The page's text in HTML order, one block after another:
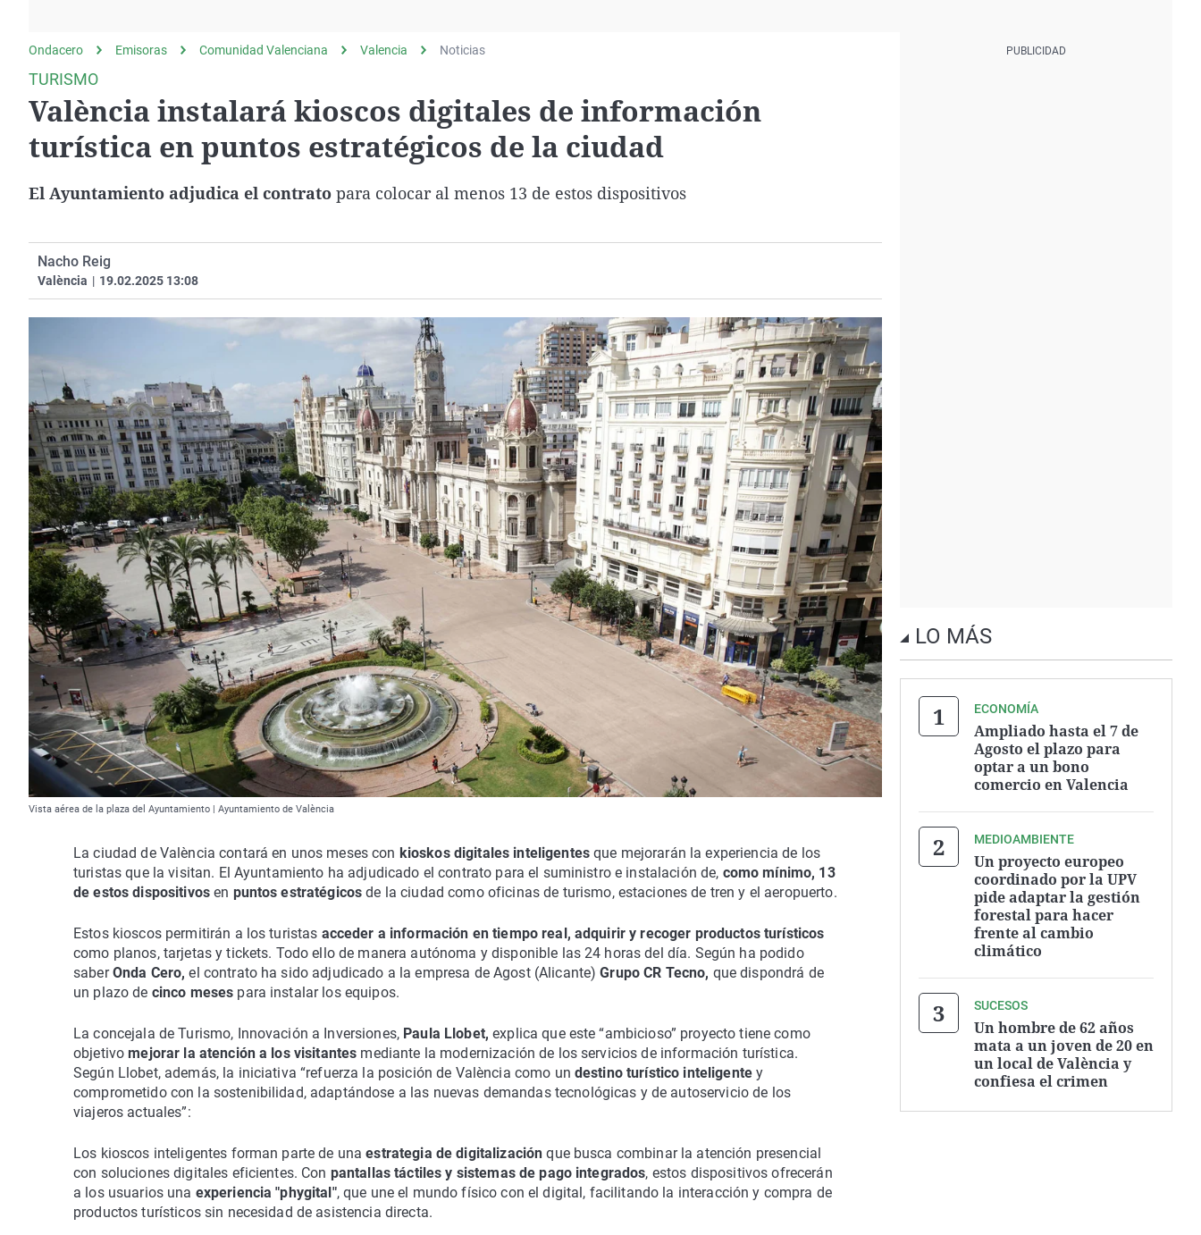
Operación Viuda
Negra
Navarra
Ondacero Emisoras Comunidad Valenciana Valencia Noticias
TURISMO
València instalará kioscos digitales de información
turística en puntos estratégicos de la ciudad
El Ayuntamiento adjudica el contrato para colocar al menos 13 de estos dispositivos
Nacho Reig
València | 19.02.2025 13:08
Vista aérea de la plaza del Ayuntamiento | Ayuntamiento de València
La ciudad de València contará en unos meses con kioskos digitales inteligentesque mejorarán la experiencia de los
turistas que la visitan. El Ayuntamiento ha adjudicado el contrato para el suministro e instalación de, como mínimo, 13
de estos dispositivosen puntos estratégicosde la ciudad como oficinas de turismo, estaciones de tren y el aeropuerto.
Estos kioscos permitirán a los turistas acceder a información en tiempo real, adquirir y recoger productos turísticos
como planos, tarjetas y tickets. Todo ello de manera autónoma y disponible las 24 horas del día. Según ha podido
saberOnda Cero, el contrato ha sido adjudicado a la empresa de Agost (Alicante)Grupo CR Tecno, que dispondrá de
un plazo de cinco meses para instalar los equipos.
La concejala de Turismo, Innovación a Inversiones, Paula Llobet, explica que este “ambicioso” proyecto tiene como
objetivo mejorar la atención a los visitantes mediante la modernización de los servicios de información turística.
Según Llobet, además, la iniciativa “refuerza la posición de València como un destino turístico inteligentey
comprometido con la sostenibilidad, adaptándose a las nuevas demandas tecnológicas y de autoservicio de los
viajeros actuales”:
Los kioscos inteligentes forman parte de unaestrategia de digitalización que busca combinar la atención presencial
con soluciones digitales eficientes. Con pantallas táctiles y sistemas de pago integrados, estos dispositivos ofrecerán
a los usuarios una experiencia "phygital", que une el mundo físico con el digital, facilitando la interacción y compra de
productos turísticos sin necesidad de asistencia directa.
LO MÁS
ECONOMÍA
Ampliado hasta el 7 de
Agosto el plazo para
optar a un bono
comercio en Valencia
MEDIOAMBIENTE
Un proyecto europeo
coordinado por la UPV
pide adaptar la gestión
forestal para hacer
frente al cambio
climático
SUCESOS
Un hombre de 62 años
mata a un joven de 20 en
un local de València y
confiesa el crimen